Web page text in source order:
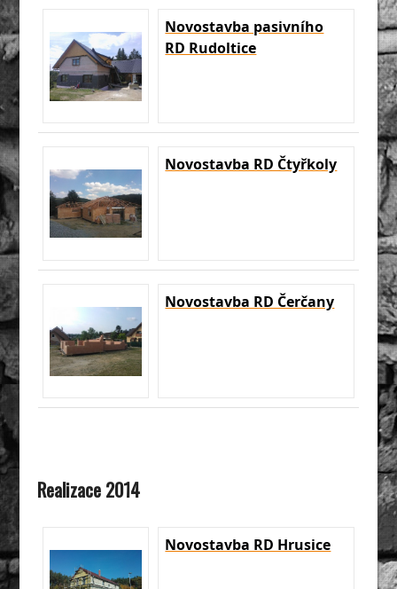
Novostavba pasivního
RD Rudoltice
Novostavba RD Čtyřkoly
Novostavba RD Čerčany
Realizace 2014
Novostavba RD Hrusice